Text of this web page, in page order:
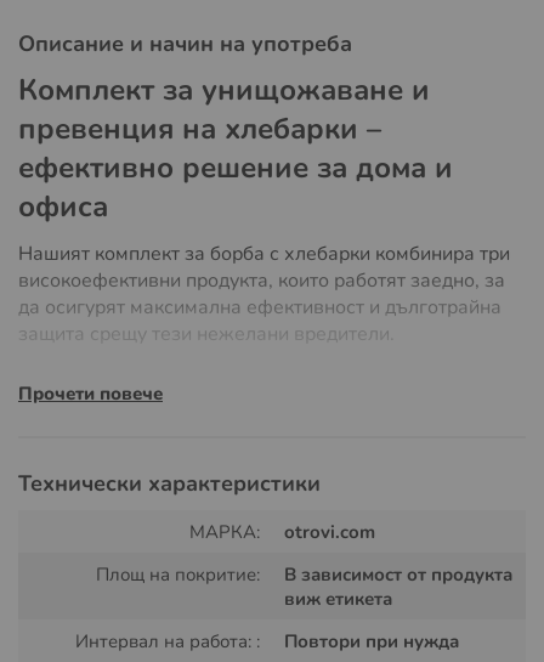
Описание и начин на употреба
Комплект за унищожаване и
превенция на хлебарки –
ефективно решение за дома и
офиса
Нашият комплект за борба с хлебарки комбинира три
високоефективни продукта, които работят заедно, за
да осигурят максимална ефективност и дълготрайна
защита срещу тези нежелани вредители.
Комплектът включва:
популациите.
Спрей против насекоми Outcast 500 мл
бърза и дълготрайна защита на обширни зони.
броя)– за мониторинг и улов на насекомите.
Прочети повече
Технически характеристики
МАРКА:
otrovi.com
Площ на покритие:
В зависимост от продукта
виж етикета
Интервал на работа: :
Повтори при нужда